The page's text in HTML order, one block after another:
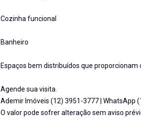
Cozinha funcional
Banheiro
Espaços bem distribuídos que
Agende sua visita.
Ademir Imóveis (12) 3951-3777 | WhatsApp
O valor pode sofrer alteração sem aviso